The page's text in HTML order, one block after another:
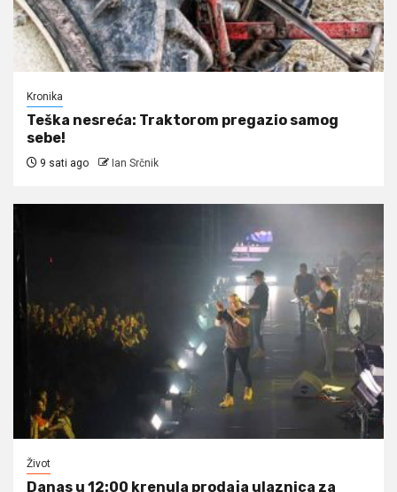
Kronika
Teška nesreća: Traktorom pregazio samog
sebe!
9 sati ago Ian Srčnik
Život
Danas u 12:00 krenula prodaja ulaznica za